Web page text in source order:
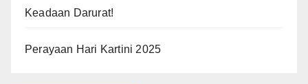
Keadaan Darurat!
Perayaan Hari Kartini 2025